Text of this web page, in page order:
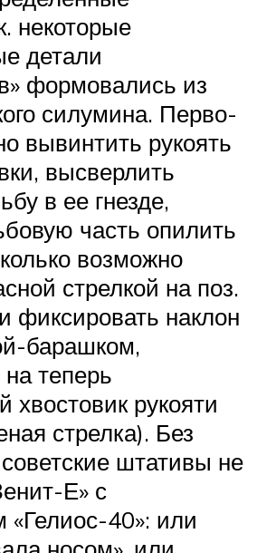
некоторые
детали
формовались из
силумина. Перво-
вывинтить рукоять
высверлить
в ее гнезде,
часть опилить
возможно
стрелкой на поз.
фиксировать наклон
барашком,
теперь
рукояти
стрелка). Без
штативы не
Е» с
«Гелиос-40»: или